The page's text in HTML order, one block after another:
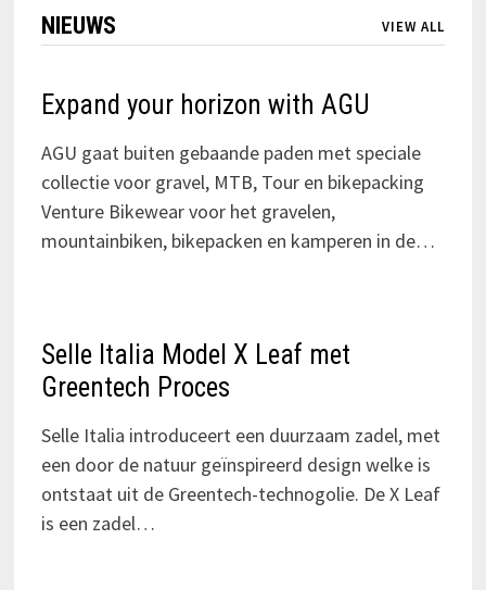
NIEUWS VIEW ALL
Expand your horizon with AGU
AGU gaat buiten gebaande paden met speciale
collectie voor gravel, MTB, Tour en bikepacking
Venture Bikewear voor het gravelen,
mountainbiken, bikepacken en kamperen in de…
Selle Italia Model X Leaf met
Greentech Proces
Selle Italia introduceert een duurzaam zadel, met
een door de natuur geïnspireerd design welke is
ontstaat uit de Greentech-technogolie. De X Leaf
is een zadel…